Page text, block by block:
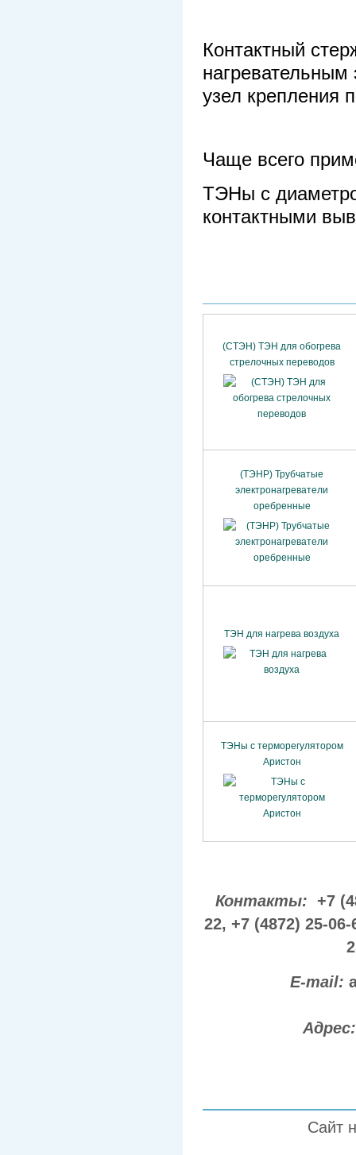
Контактный
узел крепления
Чаще всего
ТЭНы с
контактными
(СТЭН) ТЭН для обогрева
стрелочных переводов
(ТЭНР) Трубчатые
электронагреватели
оребренные
ТЭН для нагрева воздуха
ТЭНы с терморегулятором
Аристон
Контакты: +7
22, +7 (4872) 25-
E-mail:
Сайт